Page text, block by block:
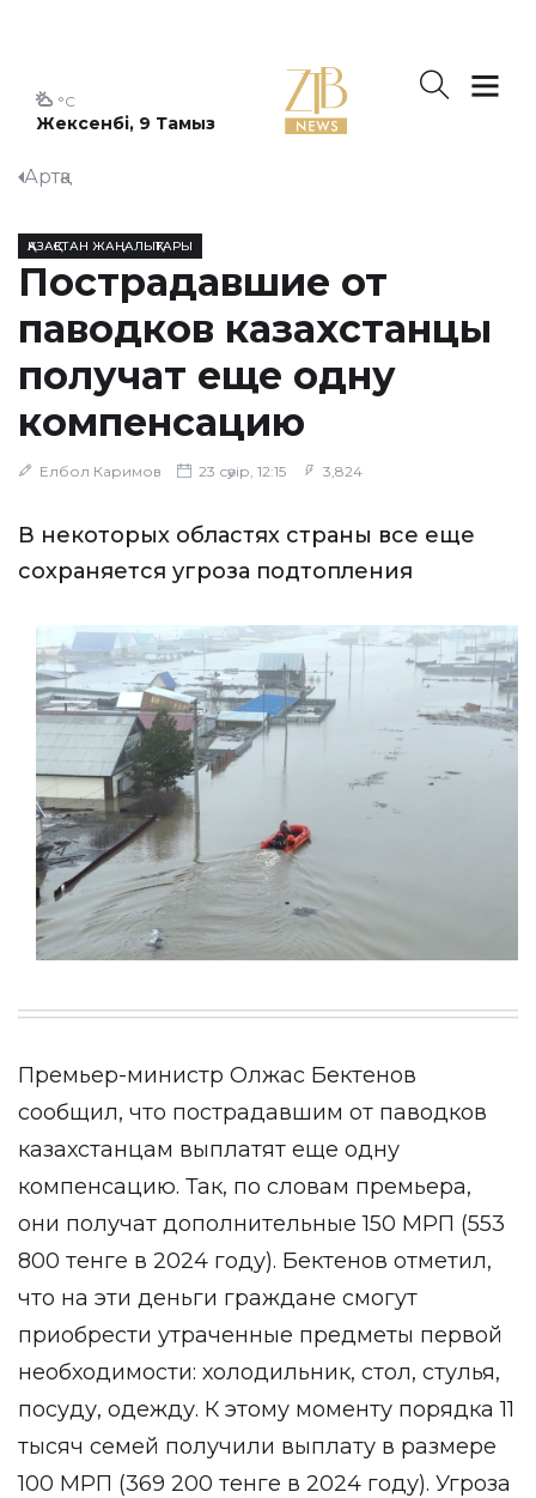
Жексенбі, 9 Тамыз
°C
Артқа
ҚАЗАҚСТАН ЖАҢАЛЫҚТАРЫ
Пострадавшие от
паводков казахстанцы
получат еще одну
компенсацию
Елбол Каримов 23 сәуір, 12:15 3,824
В некоторых областях страны все еще
сохраняется угроза подтопления
Премьер-министр Олжас Бектенов
сообщил, что пострадавшим от паводков
казахстанцам выплатят еще одну
компенсацию. Так, по словам премьера,
они получат дополнительные 150 МРП (553
800 тенге в 2024 году). Бектенов отметил,
что на эти деньги граждане смогут
приобрести утраченные предметы первой
необходимости: холодильник, стол, стулья,
посуду, одежду. К этому моменту порядка 11
тысяч семей получили выплату в размере
100 МРП (369 200 тенге в 2024 году). Угроза